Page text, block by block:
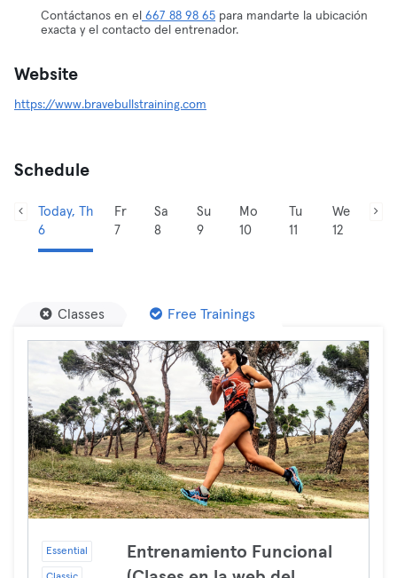
Contáctanos en el 667 88 98 65 para mandarte la ubicación
exacta y el contacto del entrenador.
Website
https://www.bravebullstraining.com
Schedule
Today, Th
6
Fr
7
Sa
8
Su
9
Mo
10
Tu
11
We
12
Classes Free Trainings
Essential
Entrenamiento Funcional